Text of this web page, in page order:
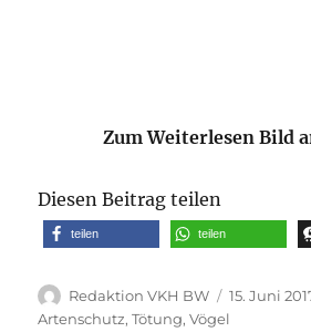
Zum Weiterlesen Bild
Diesen Beitrag teilen
teilen teilen
Autor
Redaktion VKH BW
am
15. Juni
Artenschutz,Tötung,Vögel